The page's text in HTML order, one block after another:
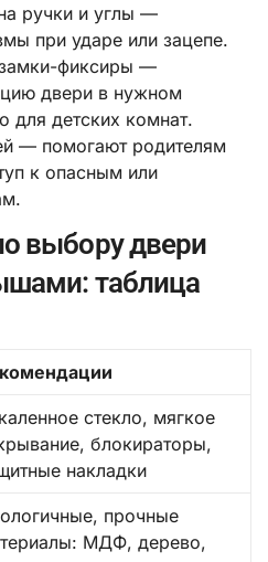
ручки и углы —
при ударе или зацепе.
фиксиры —
двери в нужном
для детских комнат.
— помогают родителям
к опасным или
выбору двери
таблица
стекло, мягкое
блокираторы,
накладки
прочные
МДФ, дерево,